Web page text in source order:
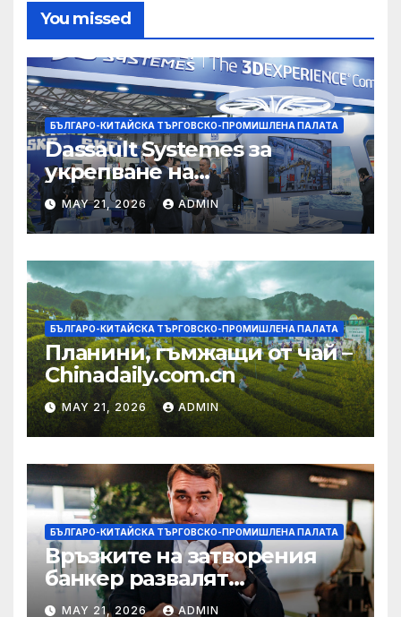
You missed
БЪЛГАРО-КИТАЙСКА ТЪРГОВСКО-ПРОМИШЛЕНА ПАЛАТА
Dassault Systemes за
укрепване на
изграждането на AI
екосистема в Китай
MAY 21, 2026 ADMIN
БЪЛГАРО-КИТАЙСКА ТЪРГОВСКО-ПРОМИШЛЕНА ПАЛАТА
Планини, гъмжащи от чай –
Chinadaily.com.cn
MAY 21, 2026 ADMIN
БЪЛГАРО-КИТАЙСКА ТЪРГОВСКО-ПРОМИШЛЕНА ПАЛАТА
Връзките на затворения
банкер развалят
надеждите на Флавио
MAY 21, 2026 ADMIN